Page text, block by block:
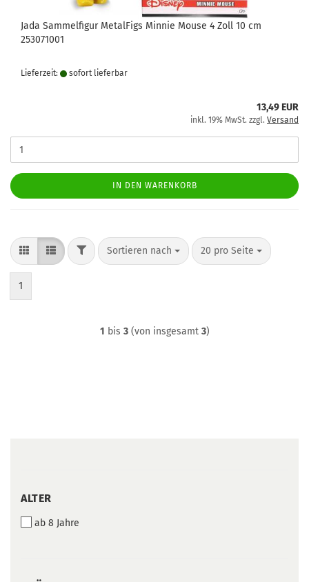
Jada Sammelfigur MetalFigs Minnie Mouse 4 Zoll 10 cm
253071001
Lieferzeit: sofort lie­fer­bar
13,49 EUR
inkl. 19% MwSt. zzgl. Versand
IN DEN WARENKORB
FILTERSortieren nach
Sortieren nach 20 pro Seite
pro Seite
1
1 bis 3(von insgesamt 3)
ALTER
ALTER
ab 8 Jahre